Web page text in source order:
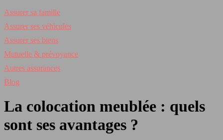
Assurer sa famille
Assurer ses véhicules
Assurer ses biens
Mutuelle & prévoyance
Autres assurances
Blog
La colocation meublée : quels
sont ses avantages ?